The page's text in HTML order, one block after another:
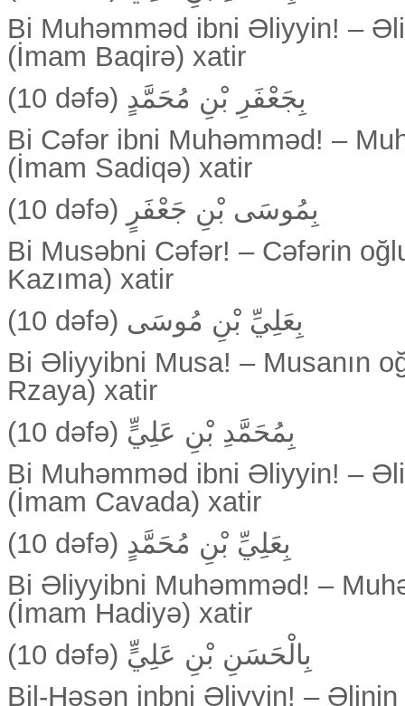
Bi Muhəmməd ibni Əliyyin! –
(İmam Baqirə) xatir
(10 dəfə) بِجَعْفَرِ بْنِ مُحَمَّدٍ
Bi Cəfər ibni Muhəmməd! –
(İmam Sadiqə) xatir
(10 dəfə) بِمُوسَى بْنِ جَعْفَرٍ
Bi Musəbni Cəfər! – Cəfərin
Kazıma) xatir
(10 dəfə) بِعَلِيِّ بْنِ مُوسَى
Bi Əliyyibni Musa! – Musanın
Rzaya) xatir
(10 dəfə) بِمُحَمَّدِ بْنِ عَلِيٍّ
Bi Muhəmməd ibni Əliyyin! –
(İmam Cavada) xatir
(10 dəfə) بِعَلِيِّ بْنِ مُحَمَّدٍ
Bi Əliyyibni Muhəmməd! –
(İmam Hadiyə) xatir
(10 dəfə) بِالْحَسَنِ بْنِ عَلِيٍّ
Bil-Həsən inbni Əliyyin! –